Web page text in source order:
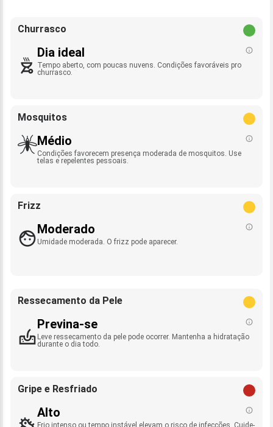
Churrasco
Dia ideal
Tempo aberto, com poucas nuvens. Condições favoráveis pro
churrasco.
Mosquitos
Médio
Condições favorecem presença moderada de mosquitos. Use
telas e repelentes pessoais.
Frizz
Moderado
Umidade moderada. O frizz pode aparecer.
Ressecamento da Pele
Previna-se
Leve ressecamento da pele pode ocorrer. Mantenha a hidratação
durante o dia todo.
Gripe e Resfriado
Alto
Frio intenso ou tempo instável elevam o risco de infecções. Cuide-